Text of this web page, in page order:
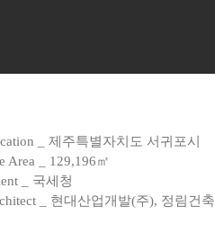
_ 제주특별자치도 서귀포시
Area _ 129,196㎡
_ 국세청
_ 현대산업개발(주), 정림건축